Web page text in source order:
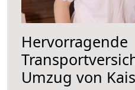
Hervorragende
Umzug von